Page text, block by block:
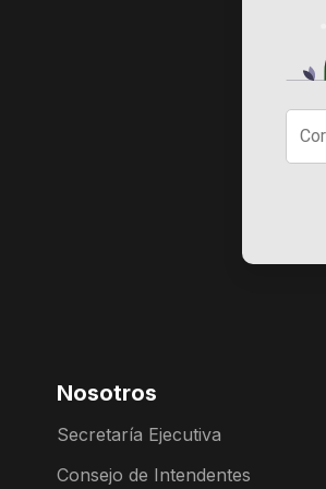
Nosotros
Secretaría Ejecutiva
Consejo de Intendentes